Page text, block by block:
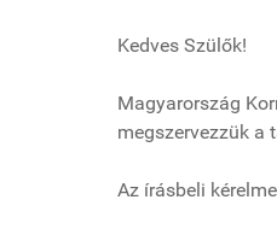
Kedves Szülők!
Magyarország
megszervezzük a
Az írásbeli